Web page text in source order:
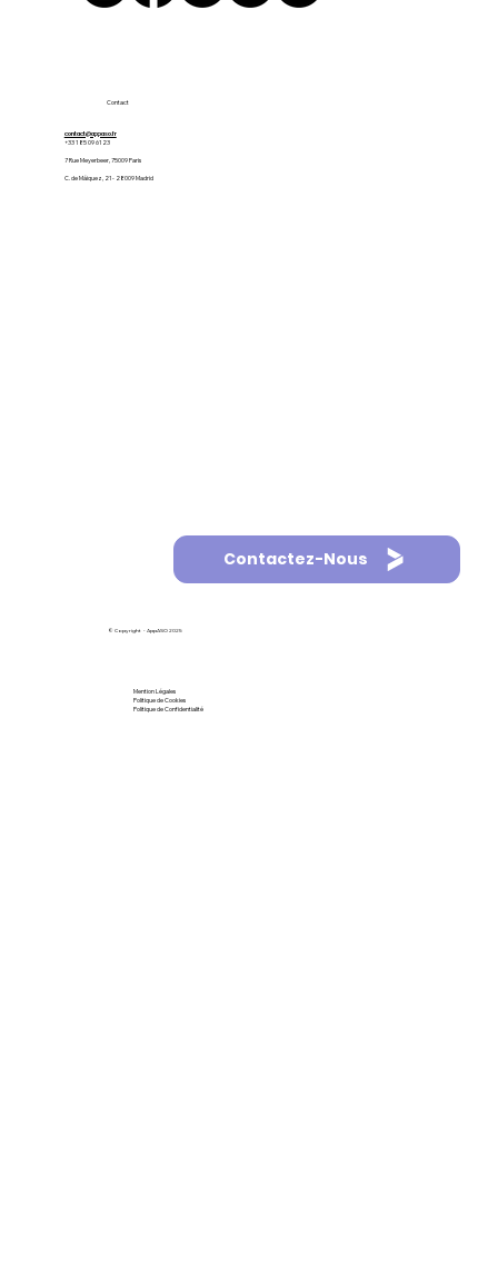
Contact
contact@appaso.fr
+33 1 85 09 61 23
7 Rue Meyerbeer, 75009 Paris
C. de Máiquez, 21 - 28009 Madrid
Contactez-Nous
© Copyright - AppASO 2025
Mention Légales
Politique de Cookies
Politique de Confidentialité